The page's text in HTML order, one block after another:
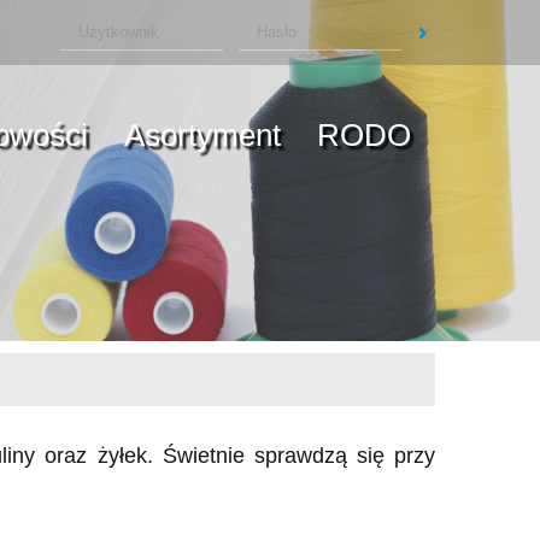
Asortyment RODO
oraz żyłek. Świetnie sprawdzą się przy